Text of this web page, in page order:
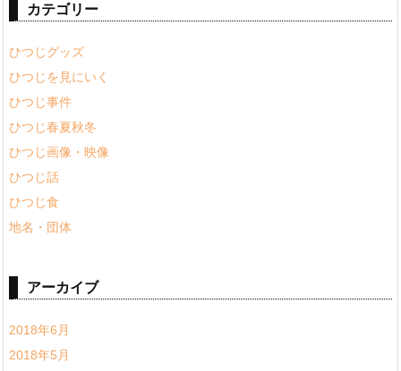
カテゴリー
ひつじグッズ
ひつじを見にいく
ひつじ事件
ひつじ春夏秋冬
ひつじ画像・映像
ひつじ話
ひつじ食
地名・団体
アーカイブ
2018年6月
2018年5月